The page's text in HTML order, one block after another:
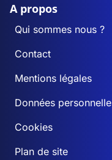
A propos
Qui sommes nous ?
Contact
Mentions légales
Données
Cookies
Plan de site